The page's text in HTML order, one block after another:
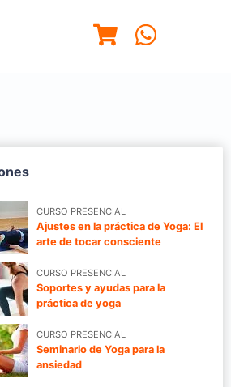
CURSO PRESENCIAL
Ajustes en la práctica de Yoga: El
arte de tocar consciente
CURSO PRESENCIAL
Soportes y ayudas para la
práctica de yoga
CURSO PRESENCIAL
Seminario de Yoga para la
ansiedad